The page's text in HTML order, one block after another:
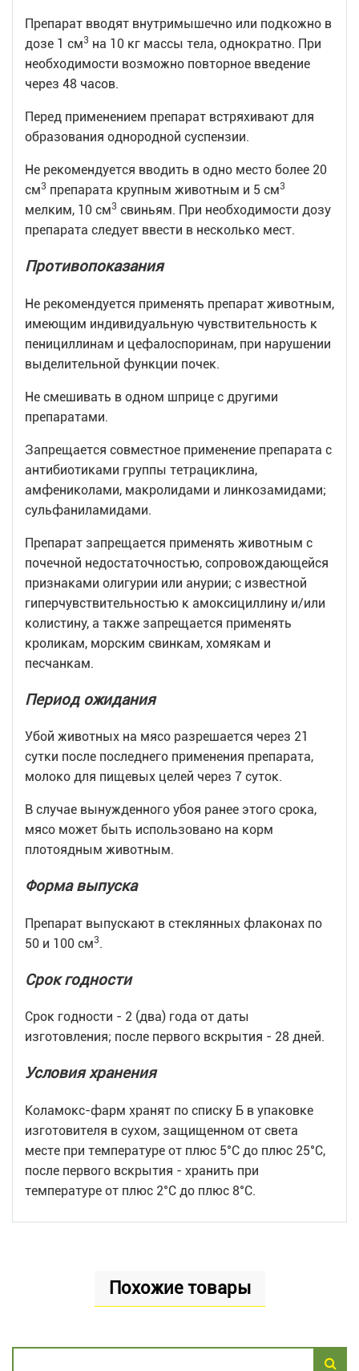
Препарат вводят внутримышечно или подкожно в
дозе 1 см3 на 10 кг массы тела, однократно. При
необходимости возможно повторное введение
через 48 часов.
Перед применением препарат встряхивают для
образования однородной суспензии.
Не рекомендуется вводить в одно место более 20
см3 препарата крупным животным и 5 см3
мелким, 10 см3 свиньям. При необходимости дозу
препарата следует ввести в несколько мест.
Противопоказания
Не рекомендуется применять препарат животным,
имеющим индивидуальную чувствительность к
пенициллинам и цефалоспоринам, при нарушении
выделительной функции почек.
Не смешивать в одном шприце с другими
препаратами.
Запрещается совместное применение препарата с
антибиотиками группы тетрациклина,
амфениколами, макролидами и линкозамидами;
сульфаниламидами.
Препарат запрещается применять животным с
почечной недостаточностью, сопровождающейся
признаками олигурии или анурии; с известной
гиперчувствительностью к амоксициллину и/или
колистину, а также запрещается применять
кроликам, морским свинкам, хомякам и
песчанкам.
Период ожидания
Убой животных на мясо разрешается через 21
сутки после последнего применения препарата,
молоко для пищевых целей через 7 суток.
В случае вынужденного убоя ранее этого срока,
мясо может быть использовано на корм
плотоядным животным.
Форма выпуска
Препарат выпускают в стеклянных флаконах по
50 и 100 см3.
Срок годности
Срок годности - 2 (два) года от даты
изготовления; после первого вскрытия - 28 дней.
Условия хранения
Коламокс-фарм хранят по списку Б в упаковке
изготовителя в сухом, защищенном от света
месте при температуре от плюс 5°С до плюс 25°С,
после первого вскрытия - хранить при
температуре от плюс 2°С до плюс 8°С.
Похожие товары